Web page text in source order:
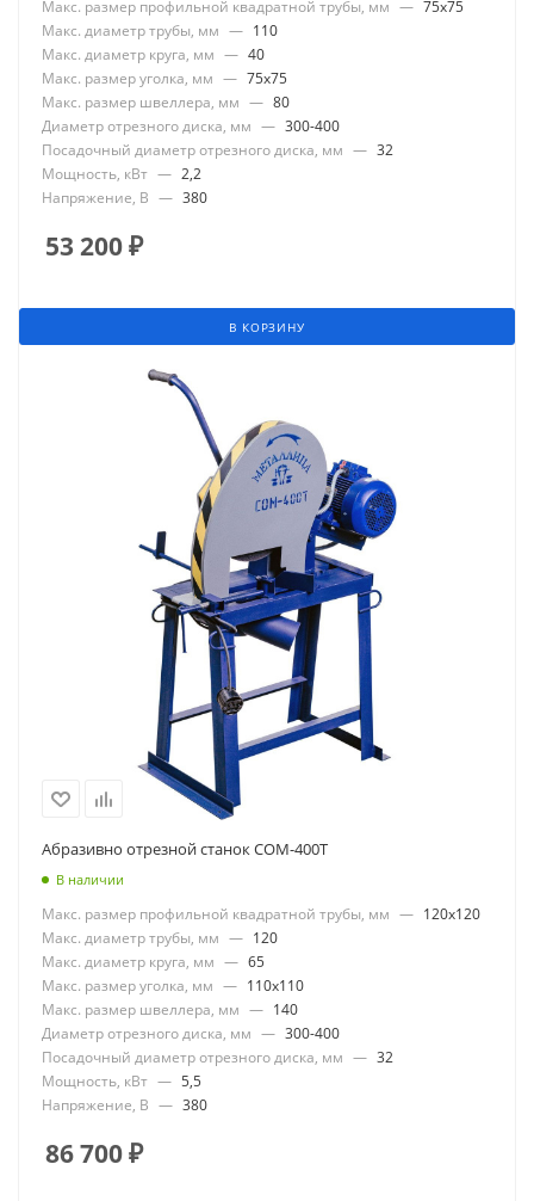
Макс. размер профильной квадратной трубы, мм — 75x75
Макс. диаметр трубы, мм — 110
Макс. диаметр круга, мм — 40
Макс. размер уголка, мм — 75x75
Макс. размер швеллера, мм — 80
Диаметр отрезного диска, мм — 300-400
Посадочный диаметр отрезного диска, мм — 32
Мощность, кВт — 2,2
Напряжение, В — 380
53 200₽
В КОРЗИНУ
Абразивно отрезной станок СОМ-400Т
В наличии
Макс. размер профильной квадратной трубы, мм — 120x120
Макс. диаметр трубы, мм — 120
Макс. диаметр круга, мм — 65
Макс. размер уголка, мм — 110x110
Макс. размер швеллера, мм — 140
Диаметр отрезного диска, мм — 300-400
Посадочный диаметр отрезного диска, мм — 32
Мощность, кВт — 5,5
Напряжение, В — 380
86 700₽